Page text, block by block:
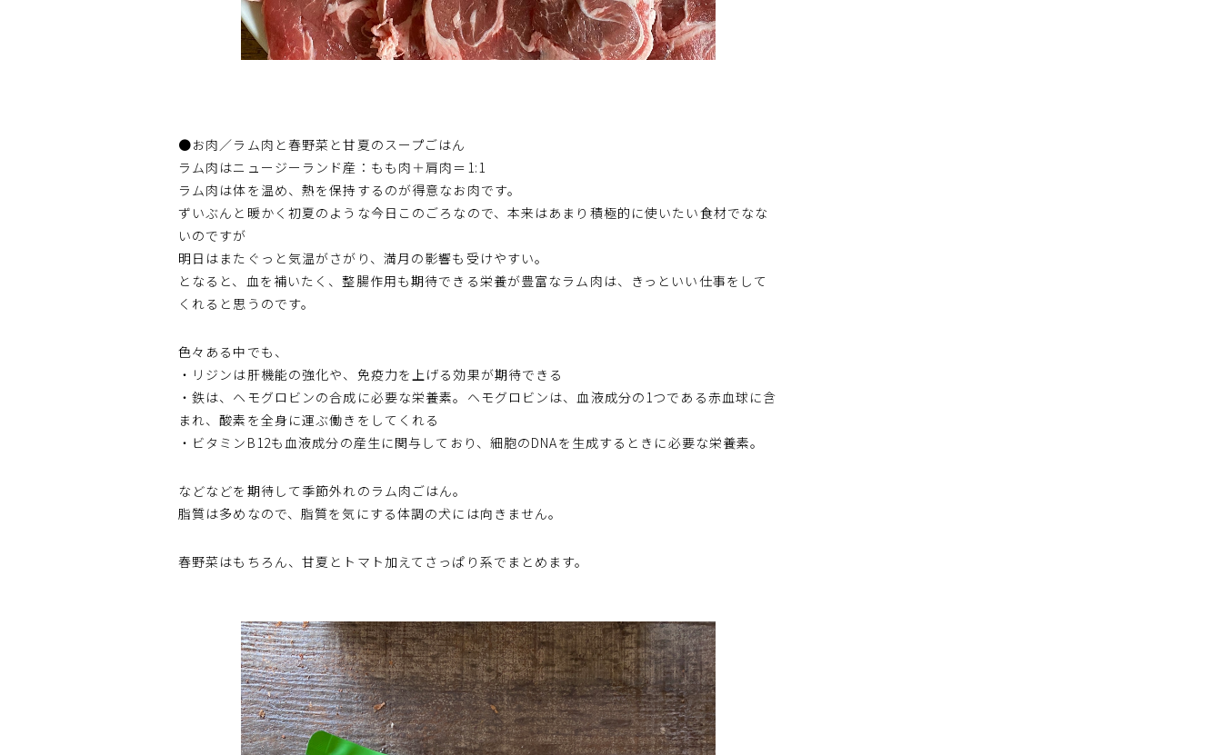
●お肉／ラム肉と春野菜と甘夏のスープごはん
ラム肉はニュージーランド産：もも肉＋肩肉＝1:1
ラム肉は体を温め、熱を保持するのが得意なお肉です。
ずいぶんと暖かく初夏のような今日このごろなので、本来はあまり積極的に使いたい食材でなな
いのですが
明日はまたぐっと気温がさがり、満月の影響も受けやすい。
となると、血を補いたく、整腸作用も期待できる栄養が豊富なラム肉は、きっといい仕事をして
くれると思うのです。
色々ある中でも、
・リジンは肝機能の強化や、免疫力を上げる効果が期待できる
・鉄は、ヘモグロビンの合成に必要な栄養素。ヘモグロビンは、血液成分の1つである赤血球に含
まれ、酸素を全身に運ぶ働きをしてくれる
・ビタミンB12も血液成分の産生に関与しており、細胞のDNAを生成するときに必要な栄養素。
などなどを期待して季節外れのラム肉ごはん。
脂質は多めなので、脂質を気にする体調の犬には向きません。
春野菜はもちろん、甘夏とトマト加えてさっぱり系でまとめます。